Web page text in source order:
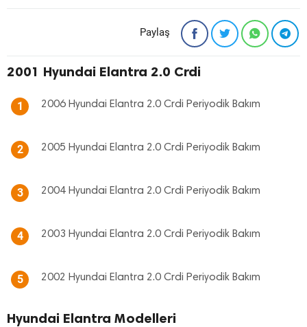
Paylaş
2001 Hyundai Elantra 2.0 Crdi
1 2006 Hyundai Elantra 2.0 Crdi Periyodik Bakım
2 2005 Hyundai Elantra 2.0 Crdi Periyodik Bakım
3 2004 Hyundai Elantra 2.0 Crdi Periyodik Bakım
4 2003 Hyundai Elantra 2.0 Crdi Periyodik Bakım
5 2002 Hyundai Elantra 2.0 Crdi Periyodik Bakım
Hyundai Elantra Modelleri